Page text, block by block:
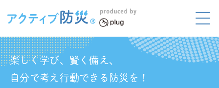
アクティブ防災とは?
ABOUT
Mプラグと学ぼう
LEARNING
楽しく学び、賢く備え、
自分で考え行動できる防災を！